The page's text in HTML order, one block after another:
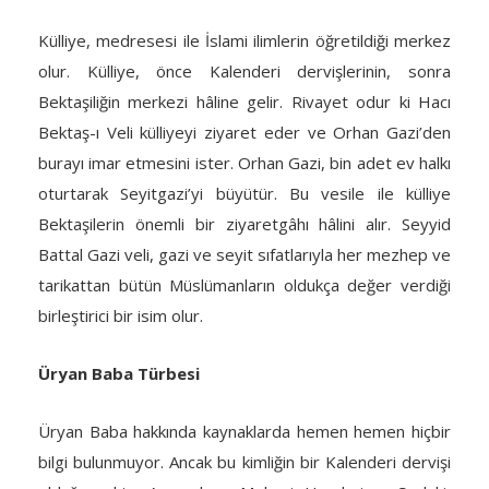
Külliye, medresesi ile İslami ilimlerin öğretildiği merkez
olur. Külliye, önce Kalenderi dervişlerinin, sonra
Bektaşiliğin merkezi hâline gelir. Rivayet odur ki Hacı
Bektaş-ı Veli külliyeyi ziyaret eder ve Orhan Gazi’den
burayı imar etmesini ister. Orhan Gazi, bin adet ev halkı
oturtarak Seyitgazi’yi büyütür. Bu vesile ile külliye
Bektaşilerin önemli bir ziyaretgâhı hâlini alır. Seyyid
Battal Gazi veli, gazi ve seyit sıfatlarıyla her mezhep ve
tarikattan bütün Müslümanların oldukça değer verdiği
birleştirici bir isim olur.
Üryan Baba Türbesi
Üryan Baba hakkında kaynaklarda hemen hemen hiçbir
bilgi bulunmuyor. Ancak bu kimliğin bir Kalenderi dervişi